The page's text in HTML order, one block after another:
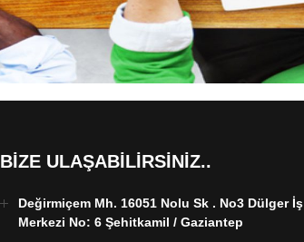
BIZE ULAŞABILIRSINIZ..
Değirmiçem Mh. 16051 Nolu Sk . No3 Dülger İş
Merkezi No: 6 Şehitkamil / Gaziantep